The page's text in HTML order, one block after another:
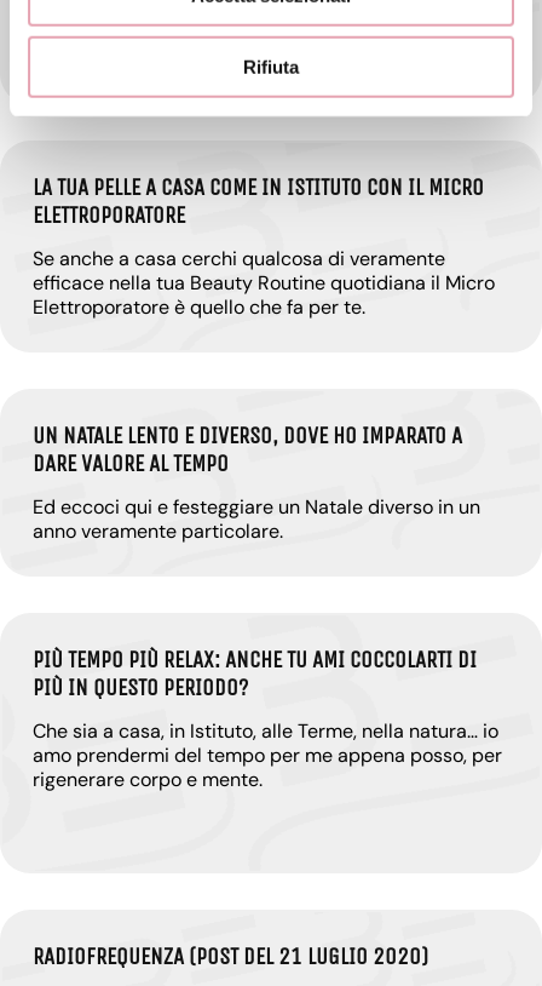
Rifiuta
Quando non sai che cosa regalare, non hai tempo, sei
indeciso, o per i tuoi regali a distanza… la Gift Card è
davvero la soluzione ideale!
LA TUA PELLE A CASA COME IN ISTITUTO CON IL MICRO
ELETTROPORATORE
Se anche a casa cerchi qualcosa di veramente
efficace nella tua Beauty Routine quotidiana il Micro
Elettroporatore è quello che fa per te.
UN NATALE LENTO E DIVERSO, DOVE HO IMPARATO A
DARE VALORE AL TEMPO
Ed eccoci qui e festeggiare un Natale diverso in un
anno veramente particolare.
PIÙ TEMPO PIÙ RELAX: ANCHE TU AMI COCCOLARTI DI
PIÙ IN QUESTO PERIODO?
Che sia a casa, in Istituto, alle Terme, nella natura… io
amo prendermi del tempo per me appena posso, per
rigenerare corpo e mente.
RADIOFREQUENZA (POST DEL 21 LUGLIO 2020)